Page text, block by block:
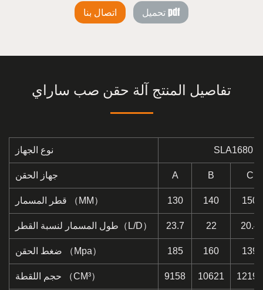
اتصال بنا تحميل pdf
تفاصيل المنتج آلة حقن صب ساراي
نوع الجهاز SLA1680
A B C
قطر المسمار （MM） 130 140 150
طول المسمار لنسبة القطر（L/D） 23.7 22 20.4
ضغط الحقن （Mpa） 185 160 139
حجم اللقطة （CM³） 9158 10621 12193